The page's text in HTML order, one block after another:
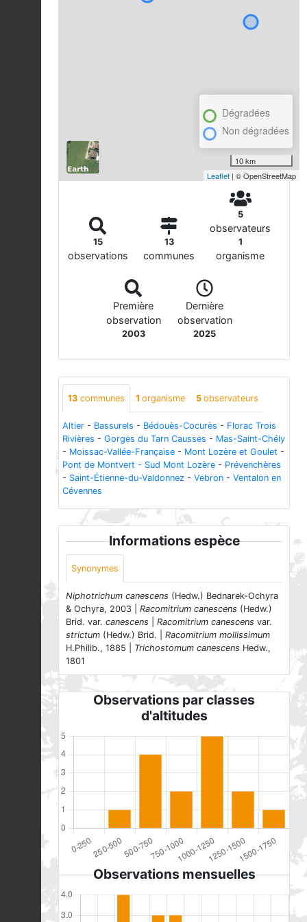
Dégradées
Non dégradées
10 km
Leaflet | © OpenStreetMap
15
observations
13
communes
5
observateurs
1
organisme
Première
observation
2003
Dernière
observation
2025
13 communes 1 organisme 5 observateurs
Altier - Bassurels - Bédouès-Cocurès - Florac Trois
Rivières - Gorges du Tarn Causses - Mas-Saint-Chély
- Moissac-Vallée-Française - Mont Lozère et Goulet -
Pont de Montvert - Sud Mont Lozère - Prévenchères
- Saint-Étienne-du-Valdonnez - Vebron - Ventalon en
Cévennes
Informations espèce
Synonymes
Niphotrichum canescens (Hedw.) Bednarek-Ochyra
& Ochyra, 2003 | Racomitrium canescens (Hedw.)
Brid. var. canescens Racomitrium canescens var.
strictum (Hedw.) Brid. | Racomitrium mollissimum
H.Philib., 1885 | Trichostomum canescens Hedw.,
1801
Observations par classes
d'altitudes
Observations mensuelles